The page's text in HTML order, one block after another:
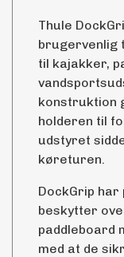
Thule
brugervenlig
til kajakker,
konstruktion
holderen til
udstyret
køreturen.
DockGrip
beskytter
paddleboard
med at de